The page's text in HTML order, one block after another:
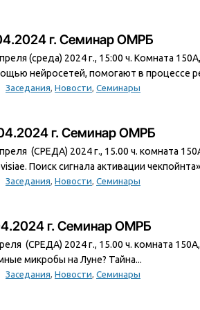
г. Семинар ОМРБ
(среда) 2024 г., 15:00 ч. Комната
нейросетей, помогают в процессе
Заседания Новости Семинары
г. Семинар ОМРБ
(СРЕДА) 2024 г., 15.00 ч. комната
Поиск сигнала активации чекпойнта»
Заседания Новости Семинары
г. Семинар ОМРБ
(СРЕДА) 2024 г., 15.00 ч. комната
микробы на Луне? Тайна...
Заседания Новости Семинары